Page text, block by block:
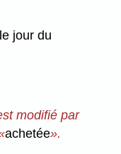
jour du
modifié par
achetée».